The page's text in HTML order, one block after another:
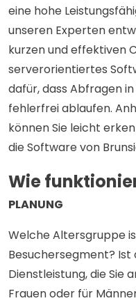
eine hohe
unseren Experten
kurzen und effektiven
serverorientiertes
dafür, dass Abfragen
fehlerfrei ablaufen.
können Sie leicht
die Software von
Wie
PLANUNG
Welche Altersgruppe
Besuchersegment? Ist
Dienstleistung, die Sie
Frauen oder für